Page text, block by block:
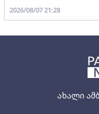
ახალი
2026/08/07 21:28